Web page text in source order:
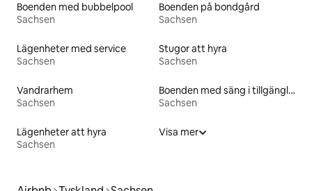
Boenden med bubbelpool
Sachsen
Boenden på bondgård
Sachsen
Lägenheter med service
Sachsen
Stugor att hyra
Sachsen
Vandrarhem
Sachsen
Boenden med säng i tillgänglighetsanpassad höjd
Sachsen
Lägenheter att hyra
Sachsen
Visa mer